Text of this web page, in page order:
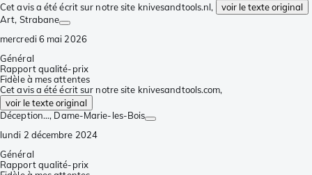
Cet avis a été écrit sur notre site knivesandtools.nl,
voir le texte original
Art, Strabane
mercredi 6 mai 2026
Général
Rapport qualité-prix
Fidèle à mes attentes
Cet avis a été écrit sur notre site knivesandtools.com,
voir le texte original
Déception..., Dame-Marie-les-Bois
lundi 2 décembre 2024
Général
Rapport qualité-prix